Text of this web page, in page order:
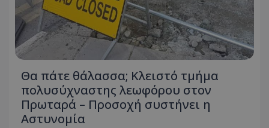
Θα πάτε θάλασσα; Κλειστό τμήμα
πολυσύχναστης λεωφόρου στον
Πρωταρά – Προσοχή συστήνει η
Αστυνομία